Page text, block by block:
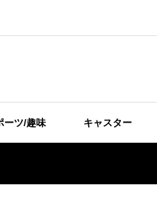
ーツ/趣味 キャスター